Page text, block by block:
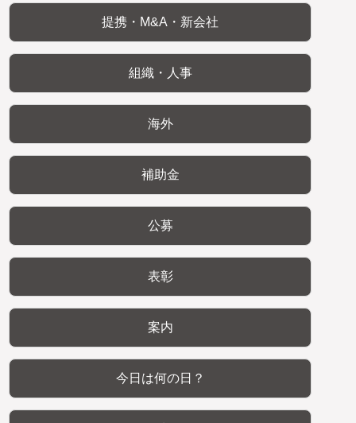
提携・M&A・新会社
組織・人事
海外
補助金
公募
表彰
案内
今日は何の日？